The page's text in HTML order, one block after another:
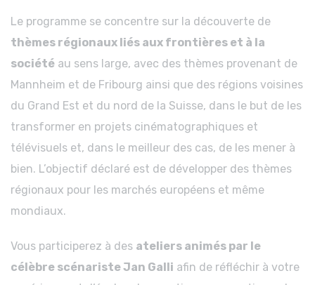
Le programme se concentre sur la découverte de
thèmes régionaux liés aux frontières et à la
société au sens large, avec des thèmes provenant de
Mannheim et de Fribourg ainsi que des régions voisines
du Grand Est et du nord de la Suisse, dans le but de les
transformer en projets cinématographiques et
télévisuels et, dans le meilleur des cas, de les mener à
bien. L’objectif déclaré est de développer des thèmes
régionaux pour les marchés européens et même
mondiaux.
Vous participerez à des ateliers animés par le
célèbre scénariste Jan Galli afin de réfléchir à votre